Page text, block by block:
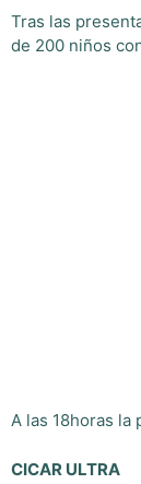
Tras las
de 200 niños
A las 18horas la
CICAR ULTRA